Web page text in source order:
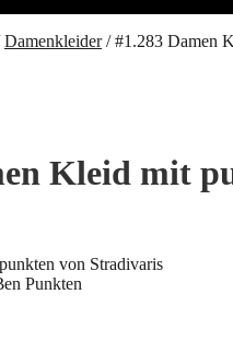
Damenkleider/#1.283 Damen
Kleid mit
von Stradivaris
Punkten